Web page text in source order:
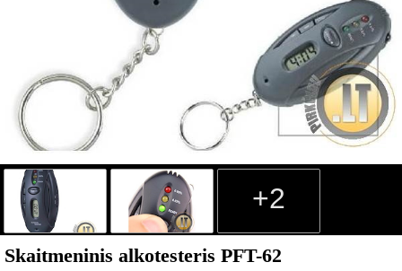
+2
Skaitmeninis alkotesteris PFT-62